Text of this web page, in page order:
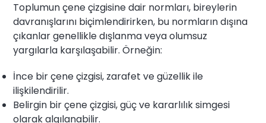
Toplumun çene çizgisine dair normları, bireylerin
davranışlarını biçimlendirirken, bu normların dışına
çıkanlar genellikle dışlanma veya olumsuz
yargılarla karşılaşabilir. Örneğin:
İnce bir çene çizgisi, zarafet ve güzellik ile
ilişkilendirilir.
Belirgin bir çene çizgisi, güç ve kararlılık simgesi
olarak algılanabilir.